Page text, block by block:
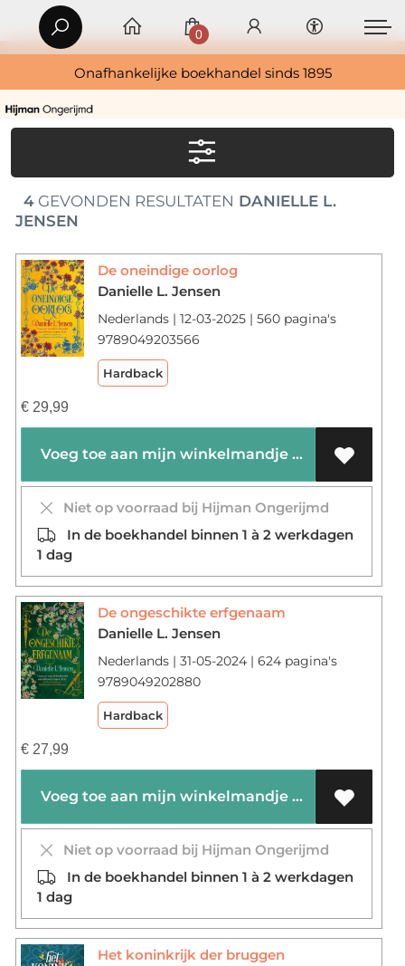
Onafhankelijke boekhandel sinds 1895
0
4GEVONDEN RESULTATEN DANIELLE L.
JENSEN
De oneindige oorlog
Danielle L. Jensen
Nederlands | 12-03-2025 | 560 pagina's
9789049203566
Hardback
€29,99
Voeg toe aan mijn winkelmandje
Niet op voorraad bij Hijman Ongerijmd
In de boekhandel binnen 1 à 2 werkdagen
1 dag
De ongeschikte erfgenaam
Danielle L. Jensen
Nederlands | 31-05-2024 | 624 pagina's
9789049202880
Hardback
€27,99
Voeg toe aan mijn winkelmandje
Niet op voorraad bij Hijman Ongerijmd
In de boekhandel binnen 1 à 2 werkdagen
1 dag
Het koninkrijk der bruggen